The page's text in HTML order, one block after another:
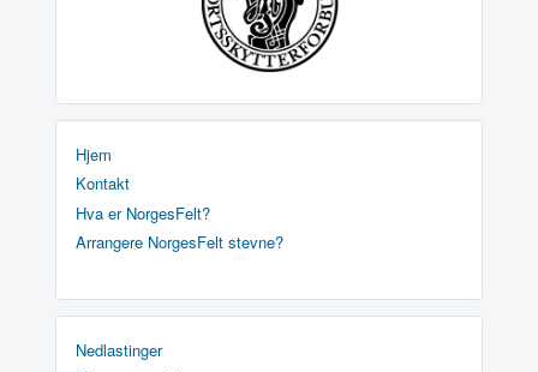
Hjem
Kontakt
Hva er NorgesFelt?
Arrangere NorgesFelt stevne?
Nedlastinger